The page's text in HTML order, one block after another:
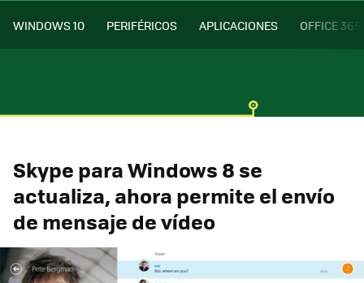
WINDOWS 10 PERIFÉRICOS APLICACIONES OFFICE 365
Skype para Windows 8 se
actualiza, ahora permite el envío
de mensaje de vídeo